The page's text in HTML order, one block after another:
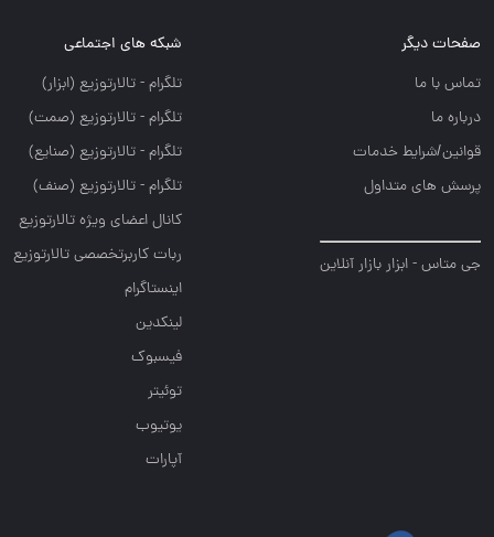
صفحات دیگر
تماس با ما
درباره ما
قوانین/شرایط خدمات
پرسش های متداول
جی متاس - ابزار بازار آنلاین
شبکه های اجتماعی
تلگرام - تالارتوزيع (ابزار)
تلگرام - تالارتوزيع (صمت)
تلگرام - تالارتوزيع (صنايع)
تلگرام - تالارتوزیع (صنف)
کانال اعضای ویژه تالارتوزیع
ربات کاربرتخصصی تالارتوزیع
اینستاگرام
لینکدین
فیسبوک
توئیتر
یوتیوب
آپارات